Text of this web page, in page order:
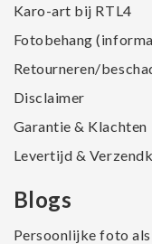
Karo-art bij RTL4
Fotobehang
Retourneren/
Disclaimer
Garantie & Klachten
Levertijd &
Blogs
Persoonlijke foto